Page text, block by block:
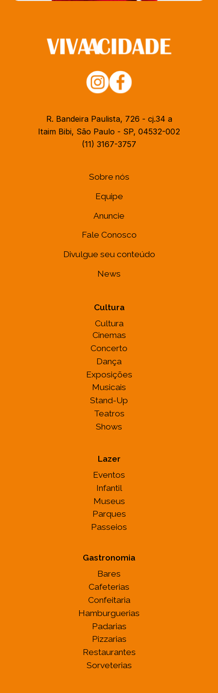
R. Bandeira Paulista, 726 - cj.34 a
Itaim Bibi, São Paulo - SP, 04532-002
(11) 3167-3757
Sobre nós
Equipe
Anuncie
Fale Conosco
Divulgue seu conteúdo
News
Cultura
Cultura
Cinemas
Concerto
Dança
Exposições
Musicais
Stand-Up
Teatros
Shows
Lazer
Eventos
Infantil
Museus
Parques
Passeios
Gastronomia
Bares
Cafeterias
Confeitaria
Hamburguerias
Padarias
Pizzarias
Restaurantes
Sorveterias